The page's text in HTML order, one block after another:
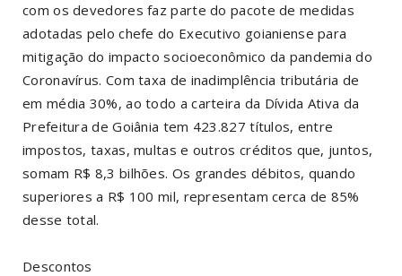
com os devedores faz parte do pacote de medidas
adotadas pelo chefe do Executivo goianiense para
mitigação do impacto socioeconômico da pandemia do
Coronavírus. Com taxa de inadimplência tributária de
em média 30%, ao todo a carteira da Dívida Ativa da
Prefeitura de Goiânia tem 423.827 títulos, entre
impostos, taxas, multas e outros créditos que, juntos,
somam R$ 8,3 bilhões. Os grandes débitos, quando
superiores a R$ 100 mil, representam cerca de 85%
desse total.
Descontos